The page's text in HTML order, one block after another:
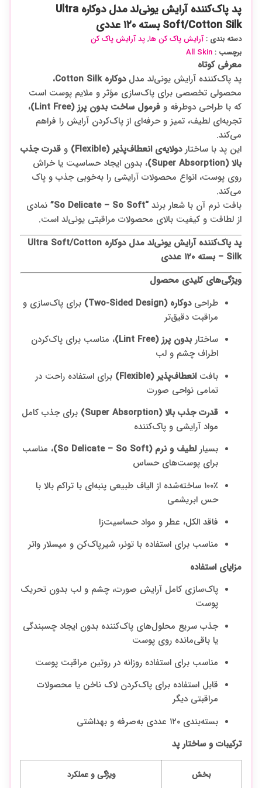
پد پاک‌کننده آرایش یونی‌لد مدل دو‌کاره Ultra
Soft/Cotton Silk بسته ۱۲۰ عددی
دسته بندی : آرایش پاک کن ها, پد آرایش پاک کن
برچسب : All Skin
معرفی کوتاه
پد پاک‌کننده آرایش یونی‌لد مدلدو‌کاره Cotton Silk
،
محصولی تخصصی برای پاک‌سازی مؤثر و ملایم پوست است
که با طراحی دو‌طرفه و فرمول ساخت بدون پرز (Lint Free)
،
تجربه‌ای لطیف، تمیز و حرفه‌ای از پاک‌کردن آرایش را فراهم
می‌کند.
این پد با ساختاردو‌لایه‌ی انعطاف‌پذیر (Flexible) و قدرت جذب
بالا (Super Absorption)
، بدون ایجاد حساسیت یا خراش
روی پوست، انواع محصولات آرایشی را به‌خوبی جذب و پاک
می‌کند.
بافت نرم آن با شعار برند“So Delicate – So Soft”
نمادی
از لطافت و کیفیت بالای محصولات مراقبتی یونی‌لد است.
پد پاک‌کننده آرایش یونی‌لد مدل دو‌کاره Ultra Soft/Cotton
Silk – بسته ۱۲۰ عددی
ویژگی‌های کلیدی محصول
طراحیدو‌کاره (Two-Sided Design)
برای پاک‌سازی و
مراقبت دقیق‌تر
ساختاربدون پرز (Lint Free)
، مناسب برای پاک‌کردن
اطراف چشم و لب
بافتانعطاف‌پذیر (Flexible)
برای استفاده راحت در
تمامی نواحی صورت
قدرت جذب بالا (Super Absorption)
برای جذب کامل
مواد آرایشی و پاک‌کننده
بسیارلطیف و نرم (So Delicate – So Soft)
، مناسب
برای پوست‌های حساس
۱۰۰٪ ساخته‌شده از الیاف طبیعی پنبه‌ای با تراکم بالا با
حس ابریشمی
فاقد الکل، عطر و مواد حساسیت‌زا
مناسب برای استفاده با تونر، شیرپاک‌کن و میسلار واتر
مزایای استفاده
پاک‌سازی کامل آرایش صورت، چشم و لب بدون تحریک
پوست
جذب سریع محلول‌های پاک‌کننده بدون ایجاد چسبندگی
یا باقی‌مانده روی پوست
مناسب برای استفاده روزانه در روتین مراقبت پوست
قابل استفاده برای پاک‌کردن لاک ناخن یا محصولات
مراقبتی دیگر
بسته‌بندی ۱۲۰ عددی به‌صرفه و بهداشتی
ترکیبات و ساختار پد
بخش ویژگی و عملکرد